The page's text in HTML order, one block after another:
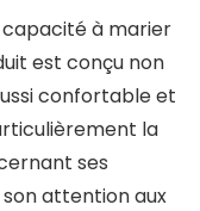
capacité à marier
est conçu non
confortable et
la
ses
attention aux